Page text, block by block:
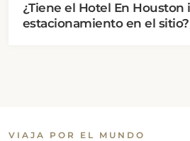
¿Tiene el Hotel En Houston
estacionamiento en el sitio?
VIAJA POR EL MUNDO